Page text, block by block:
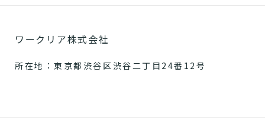
ワークリア株式会社
所在地：東京都渋谷区渋谷二丁目24番12号